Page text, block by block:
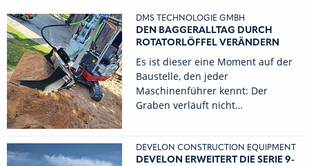
DMS TECHNOLOGIE GMBH
DEN BAGGERALLTAG DURCH
ROTATORLÖFFEL VERÄNDERN
Es ist dieser eine Moment auf der
Baustelle, den jeder
Maschinenführer kennt: Der
Graben verläuft nicht…
DEVELON CONSTRUCTION EQUIPMENT
DEVELON ERWEITERT DIE SERIE 9-